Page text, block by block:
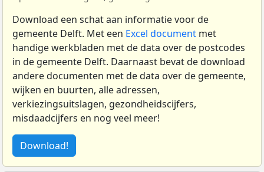
Download een schat aan informatie voor de
gemeente Delft. Met een Excel document met
handige werkbladen met de data over de postcodes
in de gemeente Delft. Daarnaast bevat de download
andere documenten met de data over de gemeente,
wijken en buurten, alle adressen,
verkiezingsuitslagen, gezondheidscijfers,
misdaadcijfers en nog veel meer!
Download!